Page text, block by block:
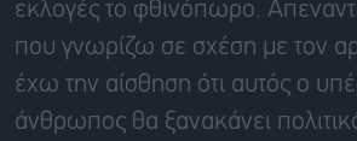
εκλογές το φθινόπωρο.
που γνωρίζω σε σχέση με τον
έχω την αίσθηση ότι αυτός ο
άνθρωπος θα ξανακάνει